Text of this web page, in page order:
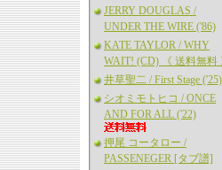
JERRY DOUGLAS /
UNDER THE WIRE ('86)
KATE TAYLOR / WHY
WAIT! (CD) 《 送料無料
井草聖二 / First Stage ('25)
シオミモトヒコ / ONCE
AND FOR ALL ('22)
押尾 コータロー /
PASSENEGER [タブ譜]